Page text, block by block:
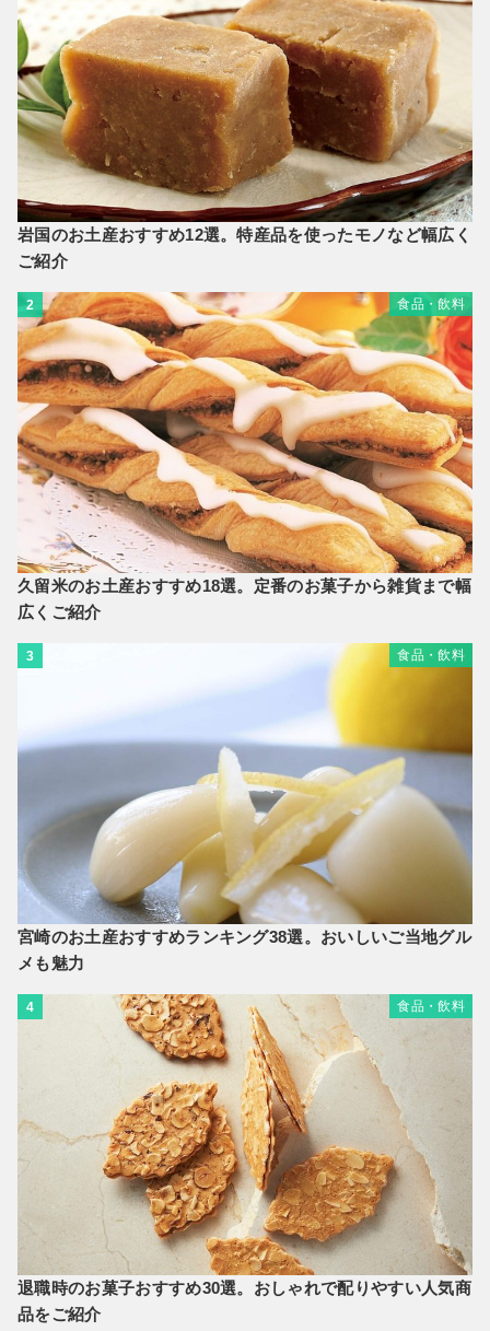
岩国のお土産おすすめ12選。特産品を使ったモノなど幅広く
ご紹介
2 食品・飲料
久留米のお土産おすすめ18選。定番のお菓子から雑貨まで幅
広くご紹介
3 食品・飲料
宮崎のお土産おすすめランキング38選。おいしいご当地グル
メも魅力
4 食品・飲料
退職時のお菓子おすすめ30選。おしゃれで配りやすい人気商
品をご紹介